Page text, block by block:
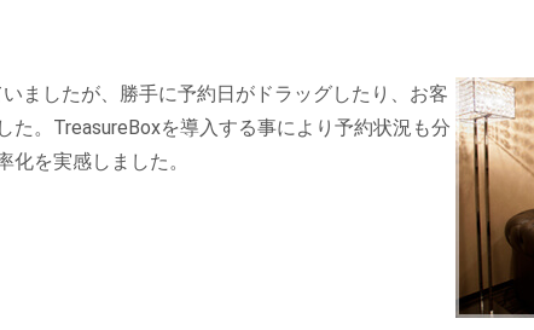
ましたが、勝手に予約日がドラッグしたり、お客
。TreasureBoxを導入する事により予約状況も分
を実感しました。